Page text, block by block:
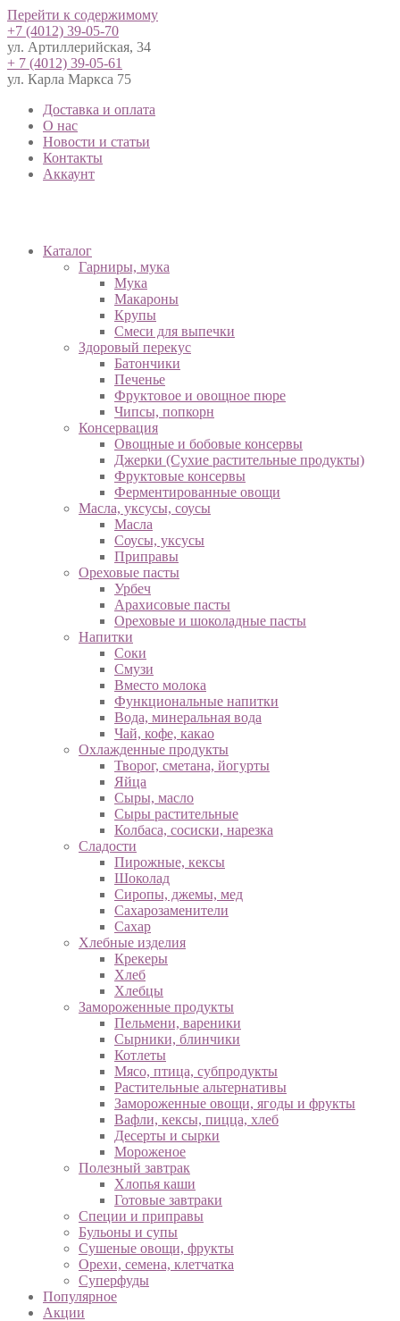
Перейти к содержимому
+7 (4012) 39-05-70
ул. Артиллерийская, 34
+ 7 (4012) 39-05-61
ул. Карла Маркса 75
Доставка и оплата
О нас
Новости и статьи
Контакты
Аккаунт
Каталог
Гарниры, мука
Мука
Макароны
Крупы
Смеси для выпечки
Здоровый перекус
Батончики
Печенье
Фруктовое и овощное пюре
Чипсы, попкорн
Консервация
Овощные и бобовые консервы
Джерки (Сухие растительные продукты)
Фруктовые консервы
Ферментированные овощи
Масла, уксусы, соусы
Масла
Соусы, уксусы
Приправы
Ореховые пасты
Урбеч
Арахисовые пасты
Ореховые и шоколадные пасты
Напитки
Соки
Смузи
Вместо молока
Функциональные напитки
Вода, минеральная вода
Чай, кофе, какао
Охлажденные продукты
Творог, сметана, йогурты
Яйца
Сыры, масло
Сыры растительные
Колбаса, сосиски, нарезка
Сладости
Пирожные, кексы
Шоколад
Сиропы, джемы, мед
Сахарозаменители
Сахар
Хлебные изделия
Крекеры
Хлеб
Хлебцы
Замороженные продукты
Пельмени, вареники
Сырники, блинчики
Котлеты
Мясо, птица, субпродукты
Растительные альтернативы
Замороженные овощи, ягоды и фрукты
Вафли, кексы, пицца, хлеб
Десерты и сырки
Мороженое
Полезный завтрак
Хлопья каши
Готовые завтраки
Специи и приправы
Бульоны и супы
Сушеные овощи, фрукты
Орехи, семена, клетчатка
Суперфуды
Популярное
Акции